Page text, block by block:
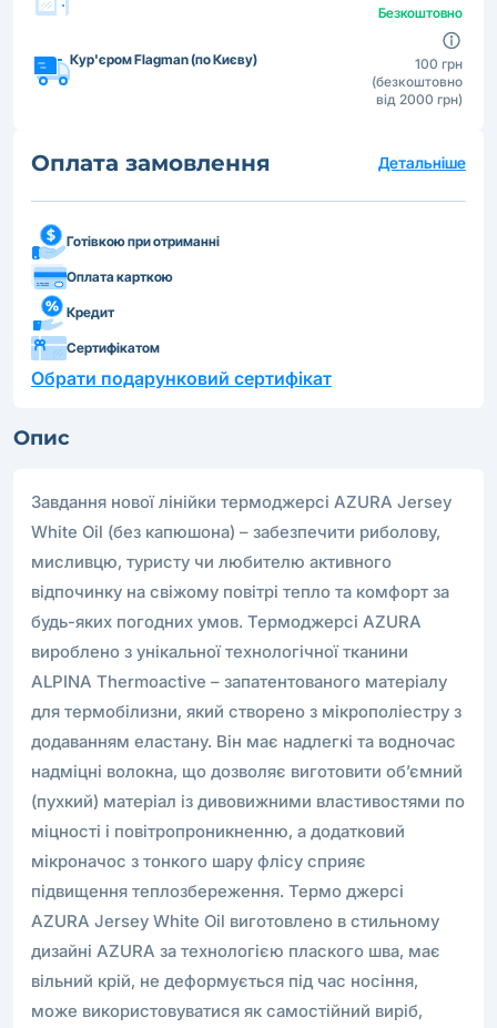
Безкоштовно
Кур'єром Flagman (по Києву)
100 грн
(безкоштовно
від 2000 грн)
Оплата замовлення Детальніше
Готівкою при отриманні
Оплата карткою
Кредит
Сертифікатом
Обрати подарунковий сертифікат
Опис
Завдання нової лінійки термоджерсі AZURA Jersey
White Oil (без капюшона) – забезпечити риболову,
мисливцю, туристу чи любителю активного
відпочинку на свіжому повітрі тепло та комфорт за
будь-яких погодних умов. Термоджерсі AZURA
вироблено з унікальної технологічної тканини
ALPINA Thermoactive – запатентованого матеріалу
для термобілизни, який створено з мікрополіестру з
додаванням еластану. Він має надлегкі та водночас
надміцні волокна, що дозволяє виготовити об’ємний
(пухкий) матеріал із дивовижними властивостями по
міцності і повітропроникненню, а додатковий
мікроначос з тонкого шару флісу сприяє
підвищення теплозбереження. Термо джерсі
AZURA Jersey White Oil виготовлено в стильному
дизайні AZURA за технологією плаского шва, має
вільний крій, не деформується під час носіння,
може використовуватися як самостійний виріб,